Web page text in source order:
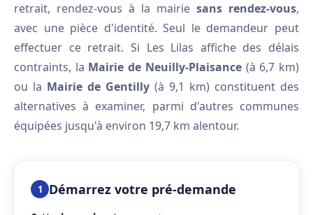
retrait, rendez-vous à la mairie sans rendez-vous,
avec une pièce d'identité. Seul le demandeur peut
effectuer ce retrait. Si Les Lilas affiche des délais
contraints, la Mairie de Neuilly-Plaisance(à 6,7 km)
ou la Mairie de Gentilly (à 9,1 km) constituent des
alternatives à examiner, parmi d'autres communes
équipées jusqu'à environ 19,7 km alentour.
1 Démarrez votre pré-demande